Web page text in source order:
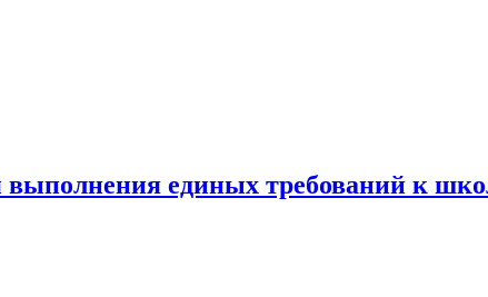
выполнения единых требований к